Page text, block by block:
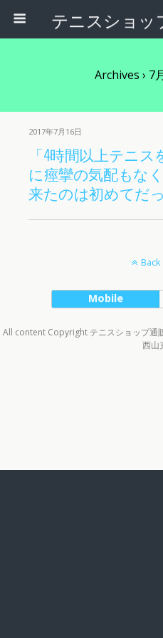
Archives › 7
2017年7月16日
「4時間以上テニ
に痙攣の気配もな
来たのは初めてだっ
Mobile
All content Copyright テニスショップ通
西山